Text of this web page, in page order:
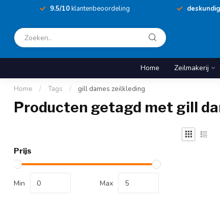
9.5/10klantenbeoordeling
Home Zeilmakerij
Home / Tags / gill dames zeilkleding
Producten getagd met gill
Prijs
Min Max